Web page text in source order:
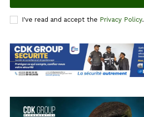
I've read and accept the Privacy Policy.